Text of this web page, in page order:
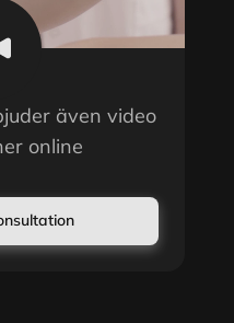
även video
online